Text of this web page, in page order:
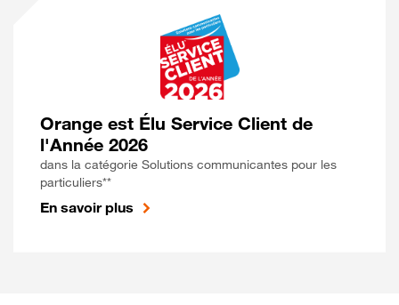
Orange est Élu Service Client de
l'Année 2026
dans la catégorie Solutions communicantes pour les
particuliers**
En savoir plus